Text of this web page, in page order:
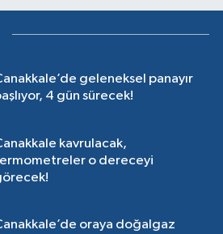
geleneksel panayır
4 gün sürecek!
kavrulacak,
o dereceyi
oraya doğalgaz